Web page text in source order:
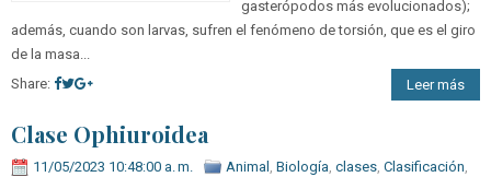
gasterópodos más evolucionados);
además, cuando son larvas, sufren el fenómeno de torsión, que es el giro
de la masa...
Share:
Leer más
Clase Ophiuroidea
11/05/2023 10:48:00 a. m. Animal , Biología, clases, Clasificación,